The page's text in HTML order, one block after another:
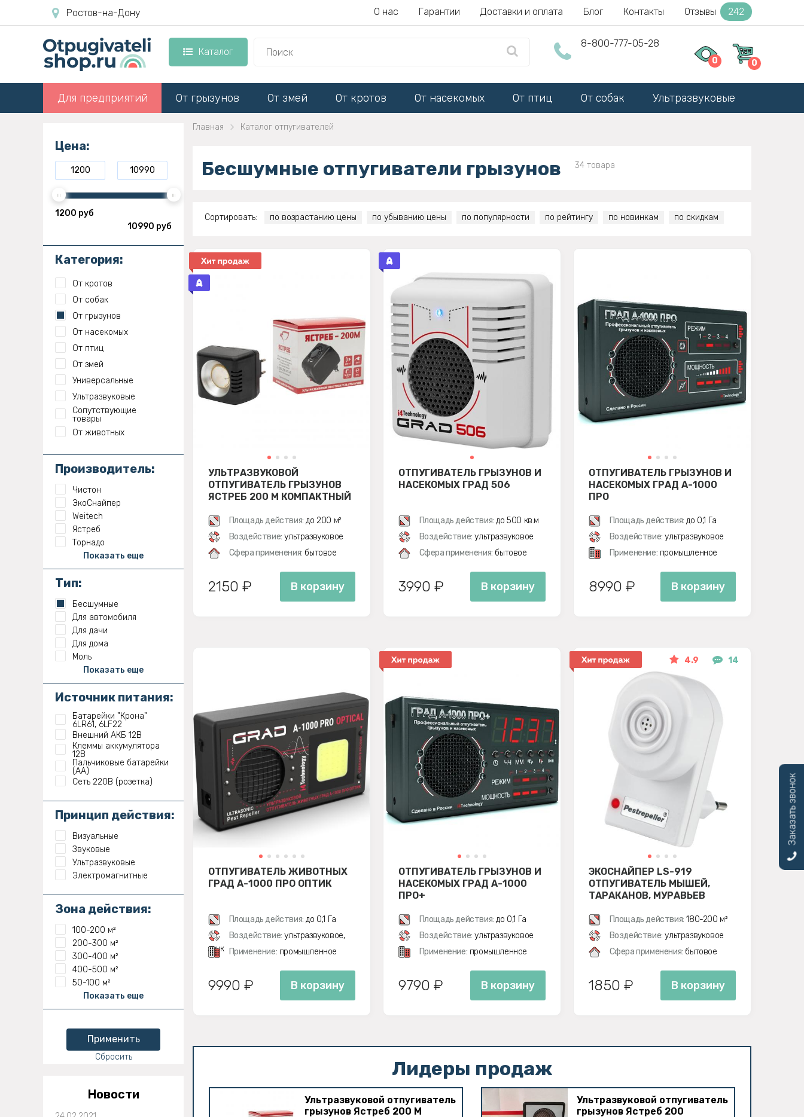
Ростов-на-Дону О нас Гарантии Доставки и оплата Блог Контакты Отзывы 242
Каталог
8-800-777-05-28
0 0
Для предприятий От грызунов От змей От кротов От насекомых От птиц От собак Ультразвуковые
Цена:
1200 руб
10990 руб
Категория:
От кротов
От собак
От грызунов
От насекомых
От птиц
От змей
Универсальные
Ультразвуковые
Сопутствующие
товары
От животных
Производитель:
Чистон
ЭкоСнайпер
Weitech
Ястреб
Торнадо
Показать еще
Тип:
Бесшумные
Для автомобиля
Для дачи
Для дома
Моль
Показать еще
Источник питания:
Батарейки "Крона"
6LR61, 6LF22
Внешний АКБ 12В
Клеммы аккумулятора
12В
Пальчиковые батарейки
(АА)
Сеть 220В (розетка)
Принцип действия:
Визуальные
Звуковые
Ультразвуковые
Электромагнитные
Зона действия:
100-200 м²
200-300 м²
300-400 м²
400-500 м²
50-100 м²
Показать еще
Применить
Сбросить
Новости
Главная Каталог отпугивателей
Бесшумные отпугиватели грызунов 34 товара
Сортировать: по возрастанию цены по убыванию цены по популярности по рейтингу по новинкам по скидкам
УЛЬТРАЗВУКОВОЙ
ОТПУГИВАТЕЛЬ ГРЫЗУНОВ
ЯСТРЕБ 200 М КОМПАКТНЫЙ
Площадь действия: до 200 м²
Воздействие: ультразвуковое
Сфера применения: бытовое
2150 ₽ В корзину
ОТПУГИВАТЕЛЬ ГРЫЗУНОВ И
НАСЕКОМЫХ ГРАД 506
Площадь действия: до 500 кв.м
Воздействие: ультразвуковое
Сфера применения: бытовое
3990 ₽ В корзину
ОТПУГИВАТЕЛЬ ГРЫЗУНОВ И
НАСЕКОМЫХ ГРАД А-1000
ПРО
Площадь действия: до 0,1 Га
Воздействие: ультразвуковое
Применение: промышленное
8990 ₽ В корзину
ОТПУГИВАТЕЛЬ ЖИВОТНЫХ
ГРАД А-1000 ПРО ОПТИК
Площадь действия: до 0,1 Га
Воздействие: ультразвуковое,
звук
Применение: промышленное
9990 ₽ В корзину
ОТПУГИВАТЕЛЬ ГРЫЗУНОВ И
НАСЕКОМЫХ ГРАД А-1000
ПРО+
Площадь действия: до 0,1 Га
Воздействие: ультразвуковое
Применение: промышленное
9790 ₽ В корзину
4.9 14
ЭКОСНАЙПЕР LS-919
ОТПУГИВАТЕЛЬ МЫШЕЙ,
ТАРАКАНОВ, МУРАВЬЕВ
Площадь действия: 180-200 м²
Воздействие: ультразвуковое
Сфера применения: бытовое
1850 ₽ В корзину
Лидеры продаж
Ультразвуковой отпугиватель
грызунов Ястреб 200 М
Ультразвуковой отпугиватель
грызунов Ястреб 200
Заказать звонок